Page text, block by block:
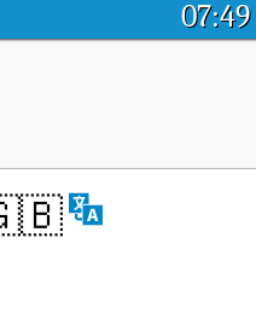
07:49